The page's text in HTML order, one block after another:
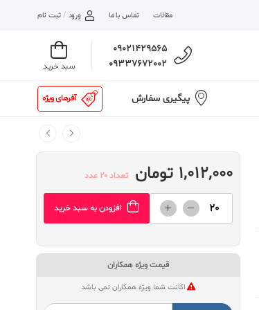
مقالات تماس با ما ورود / ثبت نام
09021429565
09337672002
سبد خرید
پیگیری سفارش آفرهای ویژه
1,012,000 تومان تعداد 20 عدد
افزودن به سبد خرید
قیمت ویژه همکاران
اکانت شما ویژه همکاران نمی باشد